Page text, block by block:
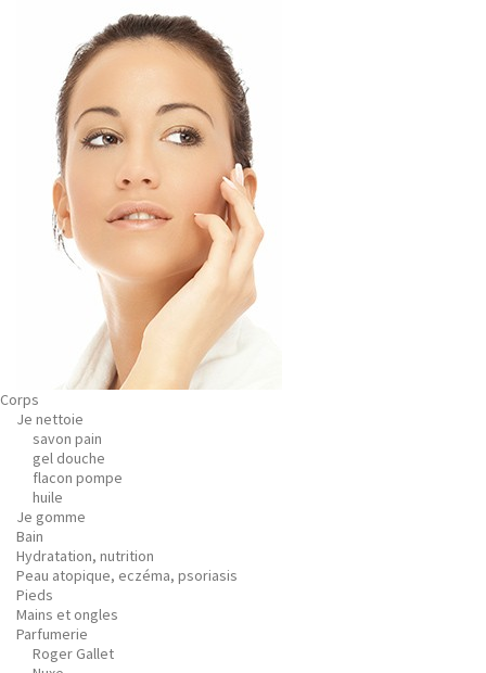
Corps
Je nettoie
savon pain
gel douche
flacon pompe
huile
Je gomme
Bain
Hydratation, nutrition
Peau atopique, eczéma, psoriasis
Pieds
Mains et ongles
Parfumerie
Roger Gallet